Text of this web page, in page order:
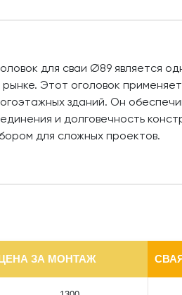
для сваи Ø89 является
рынке. Этот оголовок
зданий. Он
и долговечность
для сложных проектов.
ЗА МОНТАЖ